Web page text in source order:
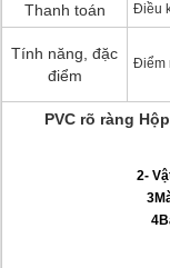
Thanh toán
Điều
Tính năng, đặc
điểm
Điểm
PVC rõ ràng
2-